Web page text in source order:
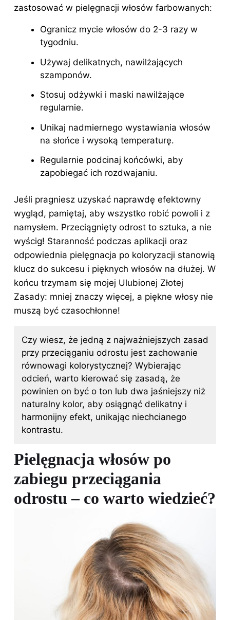
zastosować w pielęgnacji włosów farbowanych:
Ogranicz mycie włosów do 2-3 razy w
tygodniu.
Używaj delikatnych, nawilżających
szamponów.
Stosuj odżywki i maski nawilżające
regularnie.
Unikaj nadmiernego wystawiania włosów
na słońce i wysoką temperaturę.
Regularnie podcinaj końcówki, aby
zapobiegać ich rozdwajaniu.
Jeśli pragniesz uzyskać naprawdę efektowny
wygląd, pamiętaj, aby wszystko robić powoli i z
namysłem. Przeciągnięty odrost to sztuka, a nie
wyścig! Staranność podczas aplikacji oraz
odpowiednia pielęgnacja po koloryzacji stanowią
klucz do sukcesu i pięknych włosów na dłużej. W
końcu trzymam się mojej Ulubionej Złotej
Zasady: mniej znaczy więcej, a piękne włosy nie
muszą być czasochłonne!
Czy wiesz, że jedną z najważniejszych zasad
przy przeciąganiu odrostu jest zachowanie
równowagi kolorystycznej? Wybierając
odcień, warto kierować się zasadą, że
powinien on być o ton lub dwa jaśniejszy niż
naturalny kolor, aby osiągnąć delikatny i
harmonijny efekt, unikając niechcianego
kontrastu.
Pielęgnacja włosów po
zabiegu przeciągania
odrostu – co warto wiedzieć?